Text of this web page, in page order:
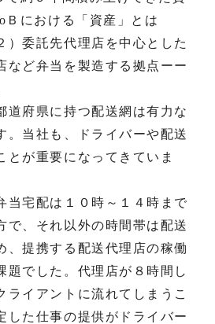
Ｂにおける「資産」とは
）委託先代理店を中心とした
など弁当を製造する拠点ーー
府県に持つ配送網は有力な
。当社も、ドライバーや配送
とが重要になってきていま
宅配は１０時～１４時まで
で、それ以外の時間帯は配送
、提携する配送代理店の稼働
題でした。代理店が８時間し
ライアントに流れてしまうこ
した仕事の提供がドライバー